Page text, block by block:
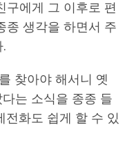
구에게 그 이후로 편
종 생각을 하면서 주
찾아야 해서니 옛
는 소식을 종종 들
전화도 쉽게 할 수 있